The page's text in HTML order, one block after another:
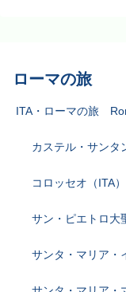
ローマの旅
ITA・ローマの旅
カステル・サンタ
コロッセオ（ITA）
サン・ピエトロ大
サンタ・マリア・